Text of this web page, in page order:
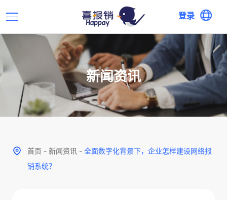
登录
新闻资讯
首页 - 新闻资讯 - 全面数字化背景下，企业怎样建设网络报
销系统？